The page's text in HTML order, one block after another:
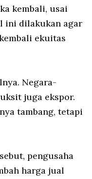
kembali, usai
ini dilakukan agar
ekuitas
Negara-
juga ekspor.
tambang, tetapi
pengusaha
harga jual